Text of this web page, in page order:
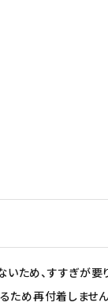
ため、すすぎが要
ため再付着しませ